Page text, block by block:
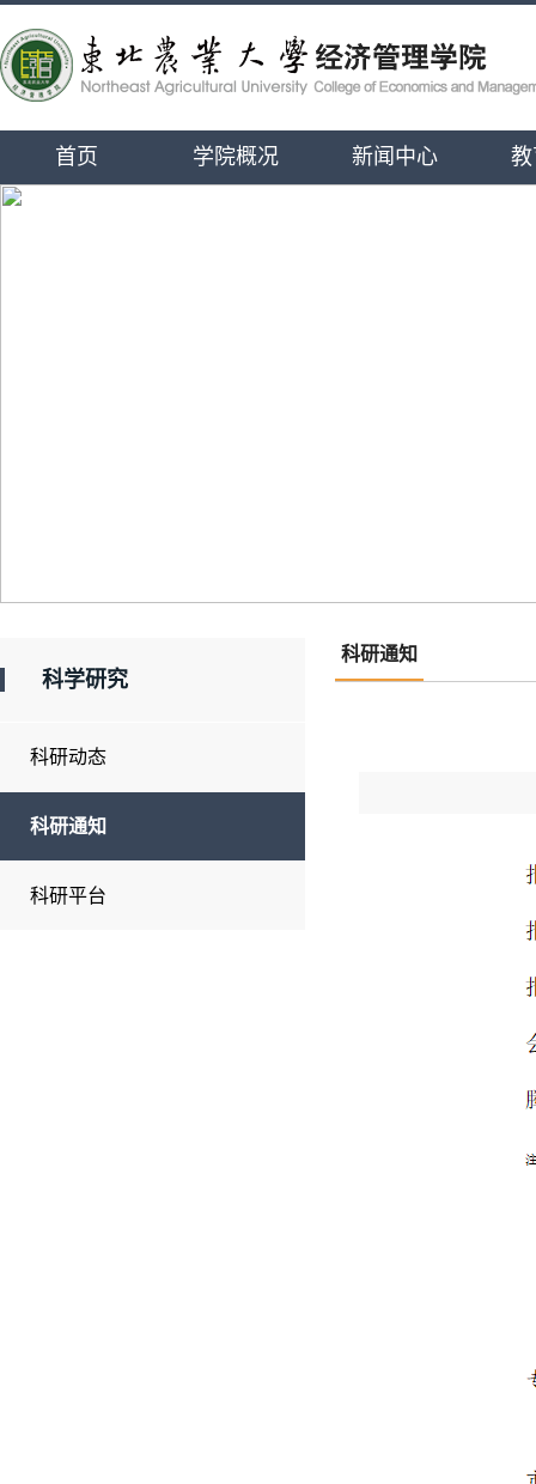
首页 学院概况 新闻中心
科学研究
科研动态
科研通知
科研平台
科研通知